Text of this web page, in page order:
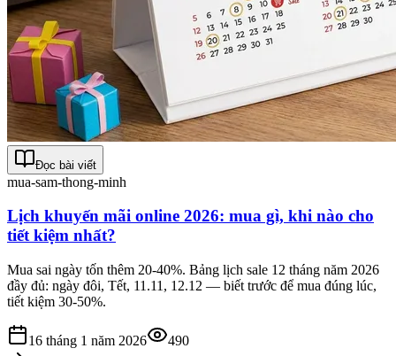
Đọc bài viết
mua-sam-thong-minh
Lịch khuyến mãi online 2026: mua gì, khi nào cho
tiết kiệm nhất?
Mua sai ngày tốn thêm 20-40%. Bảng lịch sale 12 tháng năm 2026
đầy đủ: ngày đôi, Tết, 11.11, 12.12 — biết trước để mua đúng lúc,
tiết kiệm 30-50%.
16 tháng 1 năm 2026 490